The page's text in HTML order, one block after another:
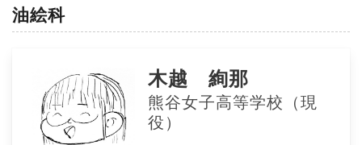
油絵科
木越 絢那
熊谷女子高等学校（現
役）